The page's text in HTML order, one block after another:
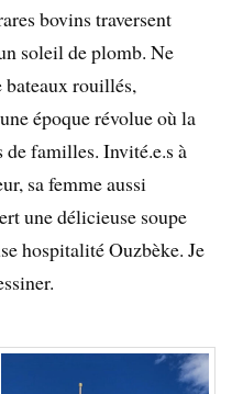
bovins traversent
soleil de plomb. Ne
bateaux rouillés,
époque révolue où la
familles. Invité.e.s à
sa femme aussi
une délicieuse soupe
hospitalité Ouzbèke. Je